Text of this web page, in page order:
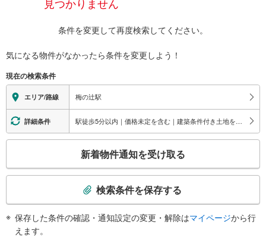
条件を変更して再度検索してください。
気になる物件がなかったら条件を変更しよう！
現在の検索条件
エリア/路線 梅の辻駅
詳細条件 駅徒歩5分以内｜価格未定を含む｜建築条件付き土地を含む
検
新着物件通知を受け取る
検索条件を保存する
保存した条件の確認・通知設定の変更・解除はマイページから行
えます。